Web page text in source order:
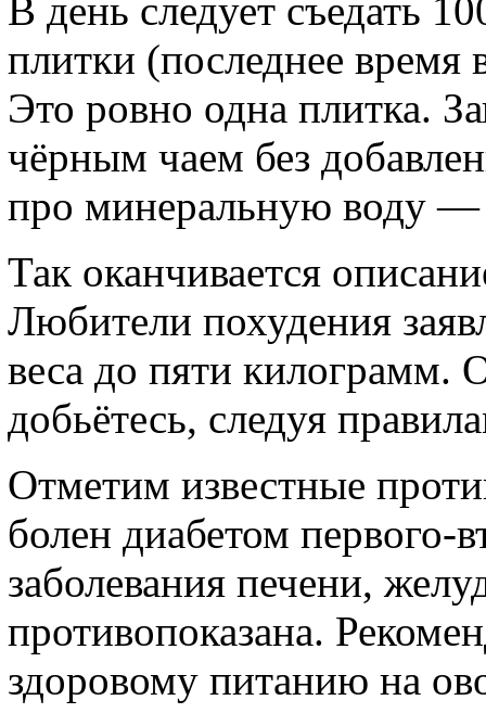
В день следует съедать
плитки (последнее
Это ровно одна плитка.
чёрным чаем без
про минеральную воду —
Так оканчивается
Любители похудения
веса до пяти килограмм.
добьётесь, следуя
Отметим известные
болен диабетом первого-
заболевания печени,
противопоказана.
здоровому питанию на